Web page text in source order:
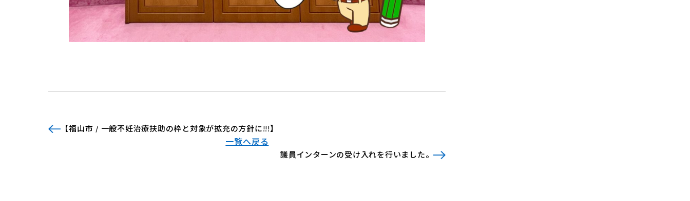
【福山市 / 一般不妊治療扶助の枠と対象が拡充の方針に!!!】
一覧へ戻る
議員インターンの受け入れを行いました。